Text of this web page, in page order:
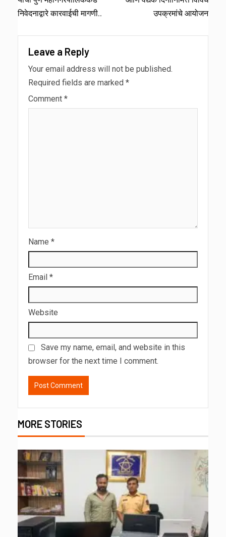
निवेदनाद्वारे कारवाईची मागणी..
उपक्रमांचे आयोजन
Leave a Reply
Your email address will not be published.
Required fields are marked *
Comment *
Name *
Email *
Website
Save my name, email, and website in this
browser for the next time I comment.
MORE STORIES